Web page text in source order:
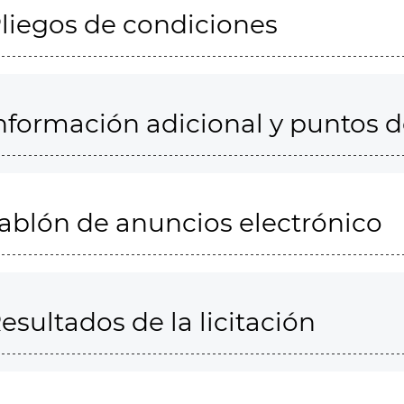
de condiciones
adicional y puntos
de anuncios electrónico
de la licitación